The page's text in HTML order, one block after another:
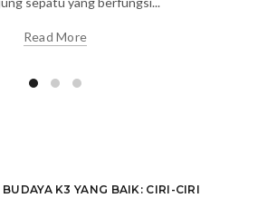
Read More
K3 YANG BAIK: CIRI-CIRI